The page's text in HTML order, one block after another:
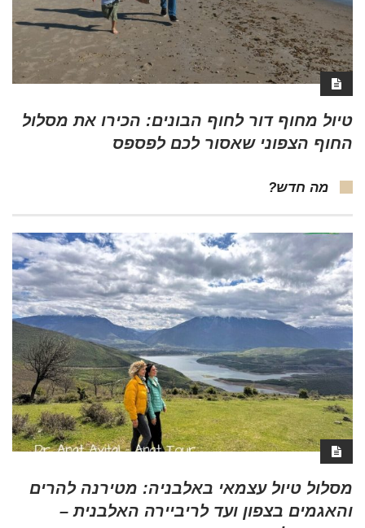
טיול מחוף דור לחוף הבונים: הכירו את מסלול
החוף הצפוני שאסור לכם לפספס
מה חדש?
מסלול טיול עצמאי באלבניה: מטירנה להרים
והאגמים בצפון ועד לריביירה האלבנית –